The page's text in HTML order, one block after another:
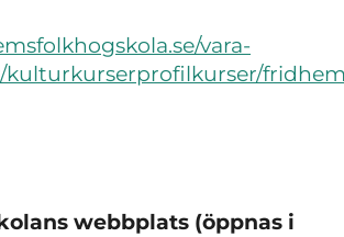
vara-
webbplats (öppnas i